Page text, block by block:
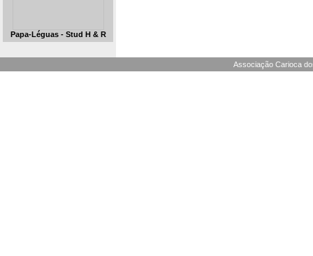
Papa-Léguas - Stud H & R
Associação Carioca